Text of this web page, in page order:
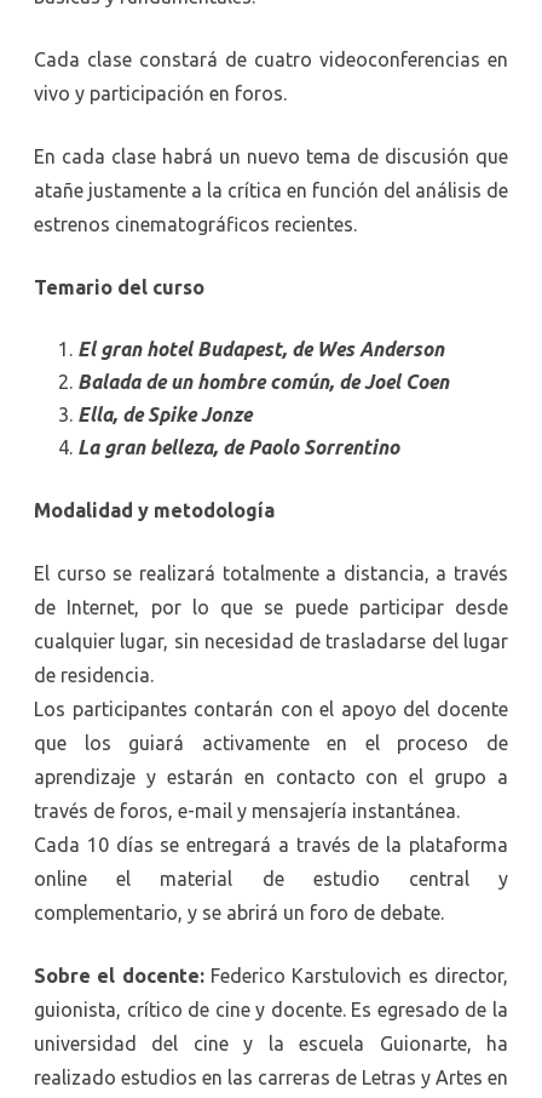
Cada clase constará de cuatro videoconferencias en
vivo y participación en foros.
En cada clase habrá un nuevo tema de discusión que
atañe justamente a la crítica en función del análisis de
estrenos cinematográficos recientes.
Temario del curso
El gran hotel Budapest, de Wes Anderson
Balada de un hombre común, de Joel Coen
Ella, de Spike Jonze
La gran belleza, de Paolo Sorrentino
Modalidad y metodología
El curso se realizará totalmente a distancia, a través
de Internet, por lo que se puede participar desde
cualquier lugar, sin necesidad de trasladarse del lugar
de residencia.
Los participantes contarán con el apoyo del docente
que los guiará activamente en el proceso de
aprendizaje y estarán en contacto con el grupo a
través de foros, e-mail y mensajería instantánea.
Cada 10 días se entregará a través de la plataforma
online el material de estudio central y
complementario, y se abrirá un foro de debate.
Sobre el docente:Federico Karstulovich es director,
guionista, crítico de cine y docente. Es egresado de la
universidad del cine y la escuela Guionarte, ha
realizado estudios en las carreras de Letras y Artes en